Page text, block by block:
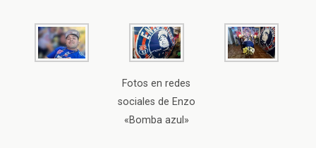
Fotos en redes
sociales de Enzo
«Bomba azul»